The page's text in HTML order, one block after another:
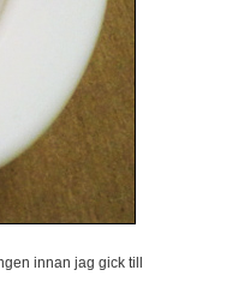
innan jag gick till